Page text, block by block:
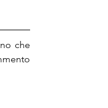
che